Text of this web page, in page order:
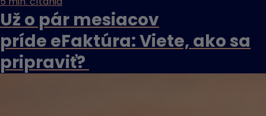
Už o pár mesiacov
príde eFaktúra: Viete, ako sa
pripraviť?